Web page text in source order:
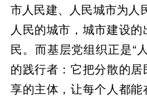
市人民建、人民城市为人
人民的城市，城市建设
民。而基层党组织正是“
的践行者：它把分散的
享的主体，让每个人都